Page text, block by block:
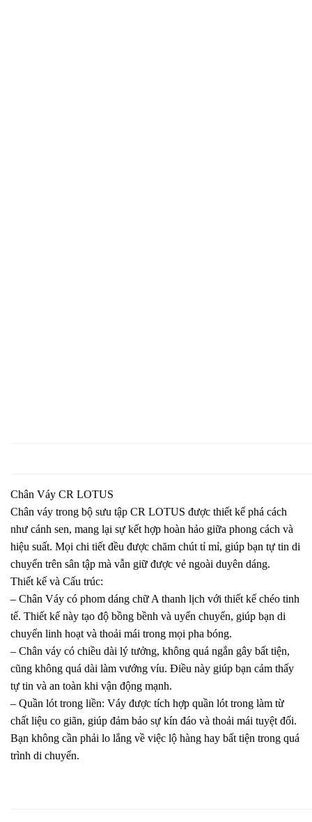
Chân Váy CR LOTUS
Chân váy trong bộ sưu tập CR LOTUS được thiết kế phá cách
như cánh sen, mang lại sự kết hợp hoàn hảo giữa phong cách và
hiệu suất. Mọi chi tiết đều được chăm chút tỉ mỉ, giúp bạn tự tin di
chuyển trên sân tập mà vẫn giữ được vẻ ngoài duyên dáng.
Thiết kế và Cấu trúc:
– Chân Váy có phom dáng chữ A thanh lịch với thiết kế chéo tinh
tế. Thiết kế này tạo độ bồng bềnh và uyển chuyển, giúp bạn di
chuyển linh hoạt và thoải mái trong mọi pha bóng.
– Chân váy có chiều dài lý tưởng, không quá ngắn gây bất tiện,
cũng không quá dài làm vướng víu. Điều này giúp bạn cảm thấy
tự tin và an toàn khi vận động mạnh.
– Quần lót trong liền: Váy được tích hợp quần lót trong làm từ
chất liệu co giãn, giúp đảm bảo sự kín đáo và thoải mái tuyệt đối.
Bạn không cần phải lo lắng về việc lộ hàng hay bất tiện trong quá
trình di chuyển.